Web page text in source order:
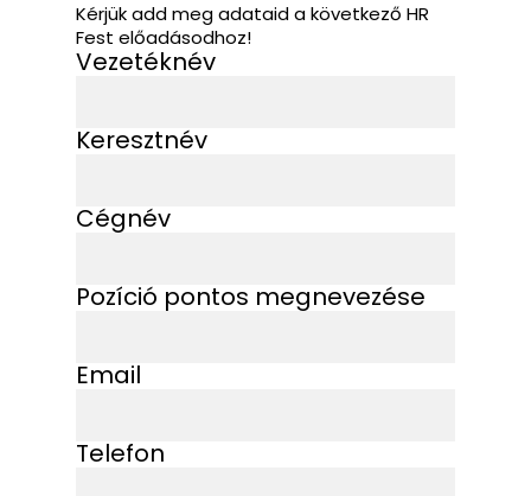
Kérjük add meg adataid a következő HR
Fest előadásodhoz!
Vezetéknév
Keresztnév
Cégnév
Pozíció pontos megnevezése
Email
Telefon